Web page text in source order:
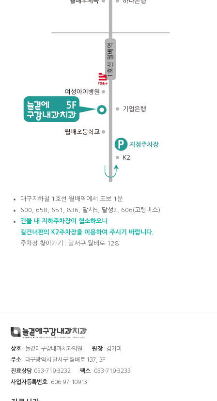
대구지하철 1호선 월배역에서 도보 1분
600, 650, 651, 836, 달서5, 달성2, 606(고령버스)
건물 내 지하주차장이 협소하오니
길건너편의 K2주차장을 이용하여 주시기 바랍니다.
주차장 찾아가기 : 달서구 월배로 128
상호 늘곁에구강내과치과의원 원장
김기미
주소
대구광역시 달서구 월배로 137, 5F
진료상담 053-719-3232 팩스
053-719-3233
사업자등록번호
606-97-10913